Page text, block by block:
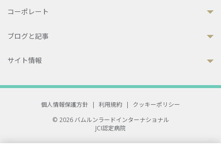
コーポレート
ブログと記事
サイト情報
個人情報保護方針 | 利用規約 |
クッキーポリシー
© 2026 バムルンラードインターナショナル
JCI認定病院